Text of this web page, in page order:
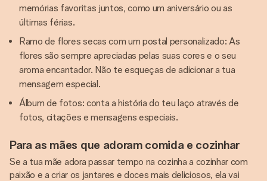
memórias favoritas juntos, como um aniversário ou as
últimas férias.
Ramo de flores secas com um postal personalizado: As
flores são sempre apreciadas pelas suas cores e o seu
aroma encantador. Não te esqueças de adicionar a tua
mensagem especial.
Álbum de fotos: conta a história do teu laço através de
fotos, citações e mensagens especiais.
Para as mães que adoram comida e cozinhar
Se a tua mãe adora passar tempo na cozinha a cozinhar com
paixão e a criar os jantares e doces mais deliciosos, ela vai